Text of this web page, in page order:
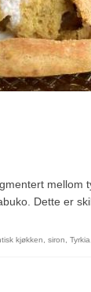
mellom
Dette er
kjøkken siron Tyrkia